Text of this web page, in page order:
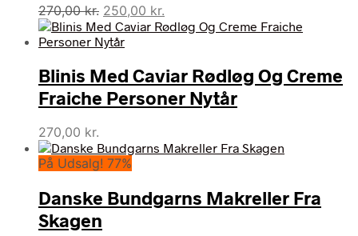
270,00kr. Den
oprindelige
pris
270,00 kr..
250,00 kr.
aktuelle
250,00 kr..
Blinis Med Caviar Rødløg Og Creme
Fraiche Personer Nytår
270,00 kr.
På Udsalg! 77%
Danske Bundgarns Makreller Fra
Skagen